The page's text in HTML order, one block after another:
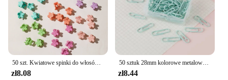
zł8.08
50 sztuk 28mm kolorowe metalowe spinacze do papieru zakładka znakowanie etykieta znak powrót igła do książki dokumentów szkolne materiały biurowe
zł8.44